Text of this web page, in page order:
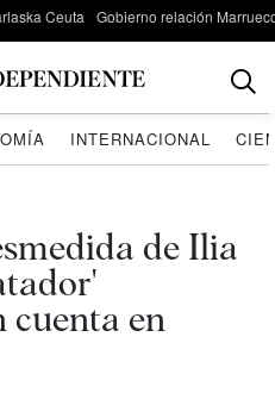
Ceuta Gobierno relación
INTERNACIONAL
de Ilia
cuenta en